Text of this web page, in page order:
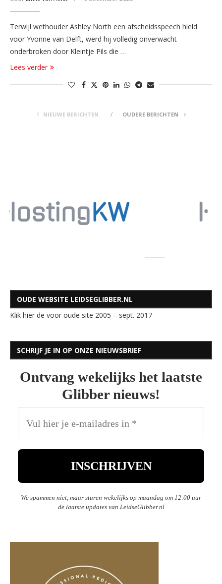
Terwijl wethouder Ashley North een afscheidsspeech hield
voor Yvonne van Delft, werd hij volledig onverwacht
onderbroken door Kleintje Pils die …
Lees verder
NIEUWE BERICHTEN OUDERE BERICHTEN
OUDE WEBSITE LEIDSEGLIBBER.NL
Klik hier de voor oude site 2005 – sept. 2017
SCHRIJF JE IN OP ONZE NIEUWSBRIEF
Ontvang wekelijks het laatste
Glibber nieuws!
We spammen niet, maar sturen wekelijks op maandag om 12:00 uur
de laatste updates van LeidseGlibber.nl